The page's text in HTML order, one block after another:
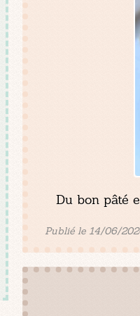
Du bon pâté
Publié le 14/06/